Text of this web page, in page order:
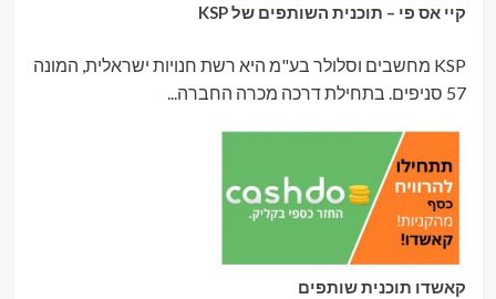
קיי אס פי – תוכנית השותפים של KSP
KSP מחשבים וסלולר בע"מ היא רשת חנויות ישראלית, המונה
57 סניפים. בתחילת דרכה מכרה החברה...
קאשדו תוכנית שותפים